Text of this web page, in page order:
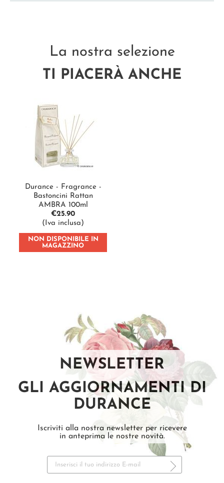
La nostra selezione
TI PIACERÀ ANCHE
Durance - Fragrance -
Bastoncini Rattan
AMBRA 100ml
€25.90
(Iva inclusa)
NON DISPONIBILE IN
MAGAZZINO
NEWSLETTER
GLI AGGIORNAMENTI DI
DURANCE
Iscriviti alla nostra newsletter per ricevere
in anteprima le nostre novità.